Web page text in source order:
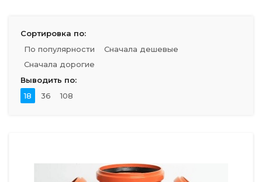
Сортировка по:
По популярности
Сначала дешевые
Сначала дорогие
Выводить по:
18
36 108